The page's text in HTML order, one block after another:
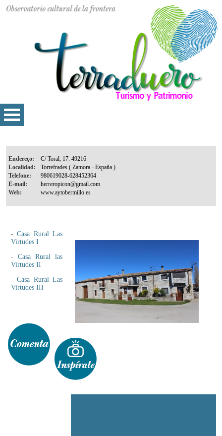
Endereço:
Localidad:
Telefone:
E-mail:
Web:
-Casa Rural Las
Virtudes I
- Casa Rural las
Virtudes II
-Casa Rural Las
Virtudes III